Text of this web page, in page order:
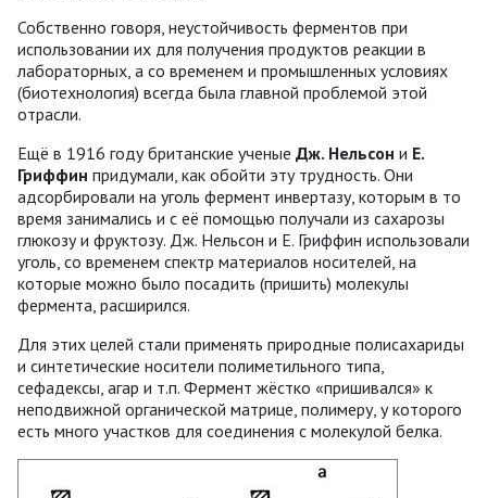
Собственно говоря, неустойчивость ферментов при
использовании их для получения продуктов реакции в
лабораторных, а со временем и промышленных условиях
(биотехнология) всегда была главной проблемой этой
отрасли.
Ещё в 1916 году британские ученые Дж. Нельсон и Е.
Гриффин придумали, как обойти эту трудность. Они
адсорбировали на уголь фермент инвертазу, которым в то
время занимались и с её помощью получали из сахарозы
глюкозу и фруктозу. Дж. Нельсон и Е. Гриффин использовали
уголь, со временем спектр материалов носителей, на
которые можно было посадить (пришить) молекулы
фермента, расширился.
Для этих целей стали применять природные полисахариды
и синтетические носители полиметильного типа,
сефадексы, агар и т.п. Фермент жёстко «пришивался» к
неподвижной органической матрице, полимеру, у которого
есть много участков для соединения с молекулой белка.